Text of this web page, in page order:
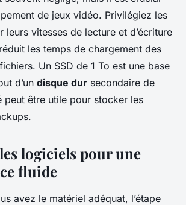
de jeux vidéo. Privilégiez les
leurs vitesses de lecture et d’écriture
les temps de chargement des
Un SSD de 1 To est une base
d’un disque dur secondaire de
peut être utile pour stocker les
logiciels pour une
fluide
avez le matériel adéquat, l’étape